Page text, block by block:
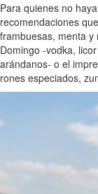
Para quienes no
recomendaciones
frambuesas, menta y
Domingo -vodka,
arándanos- o el
rones especiados,